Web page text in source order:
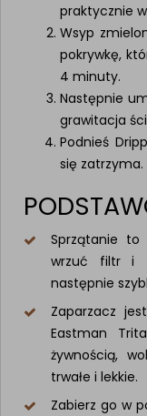
praktycznie
Wsyp
pokrywkę,
4 minuty.
Następnie
grawitacja
Podnieś
się zatrzyma.
Sprzątanie to
wrzuć filtr i
następnie
Zaparzacz
Eastman
żywnością,
trwałe i lekkie.
Zabierz go w